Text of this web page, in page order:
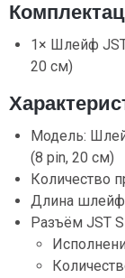
1× Шлейф
20 см)
Модель:
(8 pin, 20 см)
Количество
Длина
Разъём JST